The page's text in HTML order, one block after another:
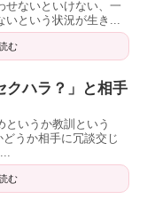
せないといけない、一
いという状況が生き...
む
クハラ？」と相手
というか教訓という
うか相手に冗談交じ
む